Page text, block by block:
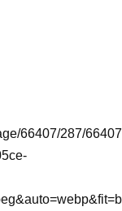
66407/287/